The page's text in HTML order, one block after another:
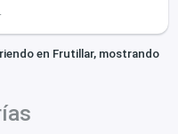
en Frutillar, mostrando